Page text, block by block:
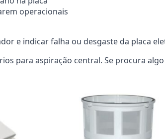
operacionais
e indicar falha ou desgaste da placa
para aspiração central. Se procura